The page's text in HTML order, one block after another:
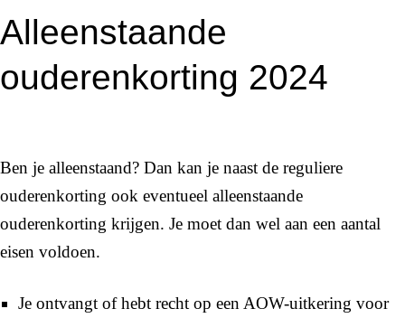
Alleenstaande
ouderenkorting 2024
Ben je alleenstaand? Dan kan je naast de reguliere
ouderenkorting ook eventueel alleenstaande
ouderenkorting krijgen. Je moet dan wel aan een aantal
eisen voldoen.
Je ontvangt of hebt recht op een AOW-uitkering voor